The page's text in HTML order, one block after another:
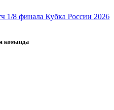
1/8 финала Кубка России 2026
команда